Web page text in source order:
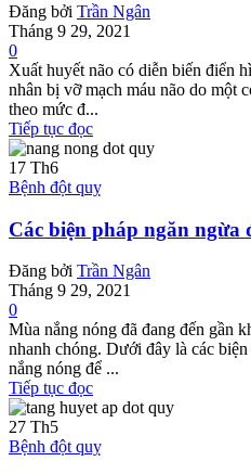
Đăng bởi Trần Ngân
Tháng 9 29, 2021
0
Xuất huyết não có diễn biến điển
nhân bị vỡ mạch máu não do một
theo mức đ...
Tiếp tục đọc
17 Th6
Bệnh đột quỵ
Các biện pháp ngăn
Đăng bởi Trần Ngân
Tháng 9 29, 2021
0
Mùa nắng nóng đã đang đến gần
nhanh chóng. Dưới đây là các
nắng nóng để ...
Tiếp tục đọc
27 Th5
Bệnh đột quỵ